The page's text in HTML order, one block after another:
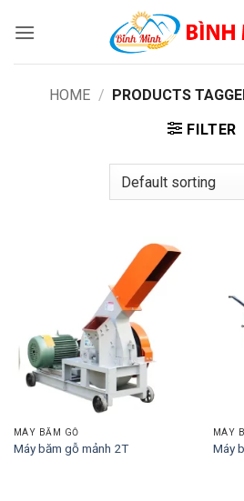
HOME / PRODUCTS
FILTER
MÁY BĂM GỖ
Máy băm gỗ mảnh 2T
MÁY
Máy